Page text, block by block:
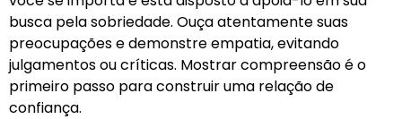
busca pela sobriedade. Ouça atentamente suas
preocupações e demonstre empatia, evitando
julgamentos ou críticas. Mostrar compreensão é o
primeiro passo para construir uma relação de
confiança.